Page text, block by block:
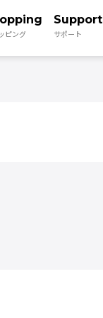
ピング
Support
サポート